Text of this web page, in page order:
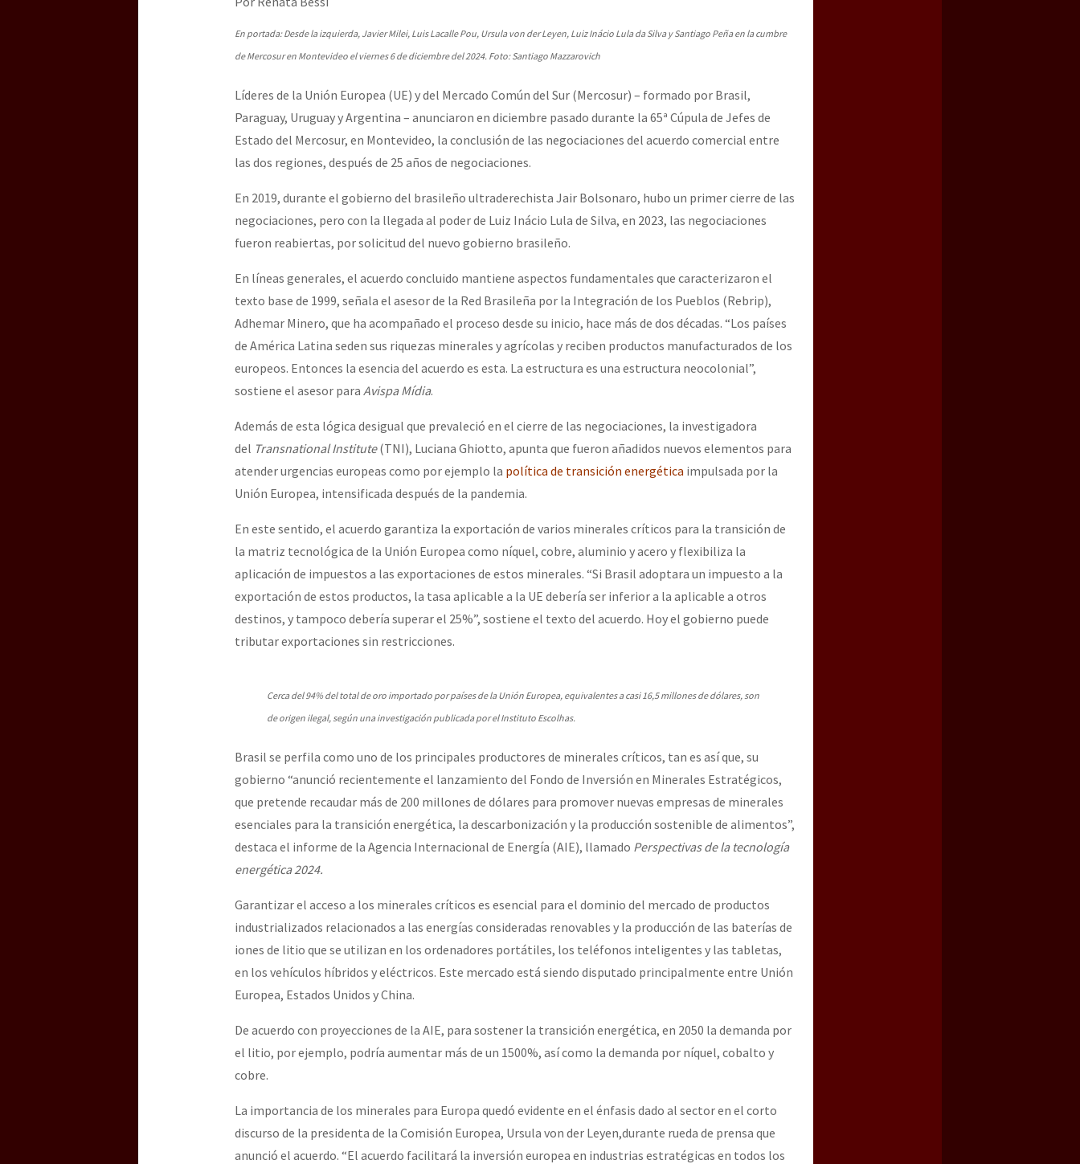
Dia 1: Encontro “Guerra contra a Humanidade”
[CDMX – 20 julio] Jornadas globales por la libertad de Jesús Plácido Galindo y el alto a la guerra contra el CIPOG-EZ
“Sonhando a Terra do Bem Virá” se publica no Estado Espanhol
Se o México sabe, que o mundo saiba! Nossas lutas pela memória, a justiça e a dignidade
En portada: Desde la izquierda, Javier Milei, Luis Lacalle Pou, Ursula von der Leyen, Luiz Inácio Lula da Silva y Santiago Peña en la cumbre
de Mercosur en Montevideo el viernes 6 de diciembre del 2024. Foto: Santiago Mazzarovich
Líderes de la Unión Europea (UE) y del Mercado Común del Sur (Mercosur) – formado por Brasil,
Paraguay, Uruguay y Argentina – anunciaron en diciembre pasado durante la 65ª Cúpula de Jefes de
Estado del Mercosur, en Montevideo, la conclusión de las negociaciones del acuerdo comercial entre
las dos regiones, después de 25 años de negociaciones.
En 2019, durante el gobierno del brasileño ultraderechista Jair Bolsonaro, hubo un primer cierre de las
negociaciones, pero con la llegada al poder de Luiz Inácio Lula de Silva, en 2023, las negociaciones
fueron reabiertas, por solicitud del nuevo gobierno brasileño.
En líneas generales, el acuerdo concluido mantiene aspectos fundamentales que caracterizaron el
texto base de 1999, señala el asesor de la Red Brasileña por la Integración de los Pueblos (Rebrip),
Adhemar Minero, que ha acompañado el proceso desde su inicio, hace más de dos décadas. “Los países
de América Latina seden sus riquezas minerales y agrícolas y reciben productos manufacturados de los
europeos. Entonces la esencia del acuerdo es esta. La estructura es una estructura neocolonial”,
sostiene el asesor para Avispa Mídia.
Además de esta lógica desigual que prevaleció en el cierre de las negociaciones, la investigadora
del Transnational Institute(TNI), Luciana Ghiotto, apunta que fueron añadidos nuevos elementos para
atender urgencias europeas como por ejemplo la política de transición energética impulsada por la
Unión Europea, intensificada después de la pandemia.
En este sentido, el acuerdo garantiza la exportación de varios minerales críticos para la transición de
la matriz tecnológica de la Unión Europea como níquel, cobre, aluminio y acero y flexibiliza la
aplicación de impuestos a las exportaciones de estos minerales. “Si Brasil adoptara un impuesto a la
exportación de estos productos, la tasa aplicable a la UE debería ser inferior a la aplicable a otros
destinos, y tampoco debería superar el 25%”, sostiene el texto del acuerdo. Hoy el gobierno puede
tributar exportaciones sin restricciones.
Cerca del 94% del total de oro importado por países de la Unión Europea, equivalentes a casi 16,5 millones de dólares, son
de origen ilegal, según una investigación publicada por el Instituto Escolhas.
Brasil se perfila como uno de los principales productores de minerales críticos, tan es así que, su
gobierno “anunció recientemente el lanzamiento del Fondo de Inversión en Minerales Estratégicos,
que pretende recaudar más de 200 millones de dólares para promover nuevas empresas de minerales
esenciales para la transición energética, la descarbonización y la producción sostenible de alimentos”,
destaca el informe de la Agencia Internacional de Energía (AIE), llamado Perspectivas de la tecnología
energética 2024.
Garantizar el acceso a los minerales críticos es esencial para el dominio del mercado de productos
industrializados relacionados a las energías consideradas renovables y la producción de las baterías de
iones de litio que se utilizan en los ordenadores portátiles, los teléfonos inteligentes y las tabletas,
en los vehículos híbridos y eléctricos. Este mercado está siendo disputado principalmente entre Unión
Europea, Estados Unidos y China.
De acuerdo con proyecciones de la AIE, para sostener la transición energética, en 2050 la demanda por
el litio, por ejemplo, podría aumentar más de un 1500%, así como la demanda por níquel, cobalto y
cobre.
La importancia de los minerales para Europa quedó evidente en el énfasis dado al sector en el corto
discurso de la presidenta de la Comisión Europea, Ursula von der Leyen,durante rueda de prensa que
anunció el acuerdo. “El acuerdo facilitará la inversión europea en industrias estratégicas en todos los